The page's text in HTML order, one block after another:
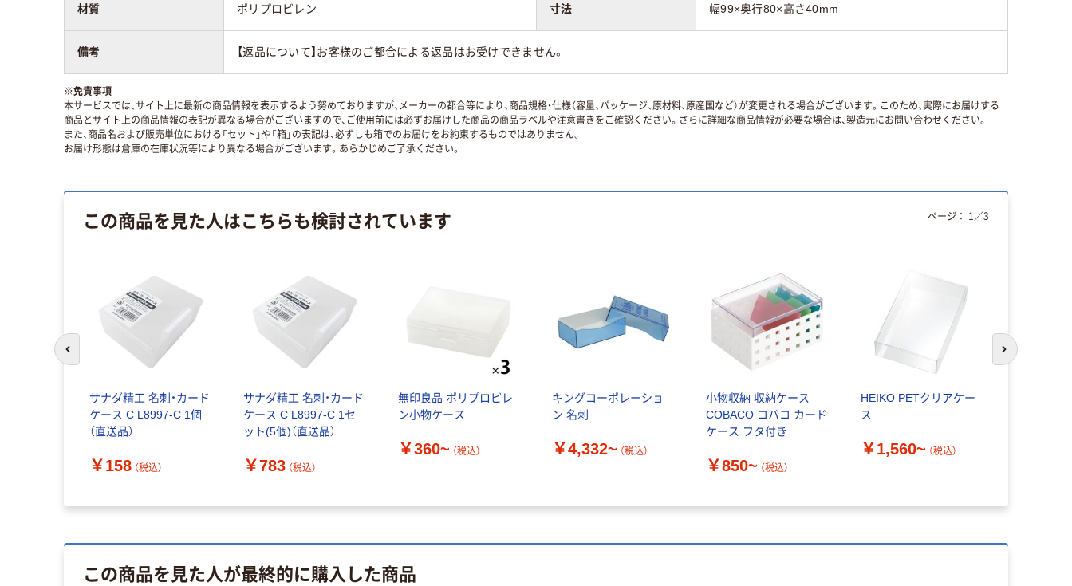
材質 ポリプロピレン 寸法 幅99×奥行80×高さ40mm
備考 【返品について】お客様のご都合による返品はお受けできません。
※免責事項
本サービスでは、サイト上に最新の商品情報を表示するよう努めておりますが、メーカーの都合等により、商品規格・仕様（容量、パッケージ、原材料、原産国など）が変更される場合がございます。このため、実際にお届けする
商品とサイト上の商品情報の表記が異なる場合がございますので、ご使用前には必ずお届けした商品の商品ラベルや注意書きをご確認ください。さらに詳細な商品情報が必要な場合は、製造元にお問い合わせください。
また、商品名および販売単位における「セット」や「箱」の表記は、必ずしも箱でのお届けをお約束するものではありません。
お届け形態は倉庫の在庫状況等により異なる場合がございます。あらかじめご了承ください。
この商品を見た人はこちらも検討されています
サナダ精工 名刺・カード
ケース C L8997-C 1個
（直送品）
￥158 （税込）
サナダ精工 名刺・カード
ケース C L8997-C 1セ
ット(5個)（直送品）
￥783 （税込）
無印良品 ポリプロピレ
ン小物ケース
￥360~ （税込）
キングコーポレーショ
ン 名刺
￥4,332~ （税込）
小物収納 収納ケース
COBACO コバコ カード
ケース フタ付き
￥850~ （税込）
HEIKO PETクリアケー
ス
￥1,560~ （税込）
ページ： 1 ／3
前のスライドへ 次のスライド
この商品を見た人が最終的に購入した商品